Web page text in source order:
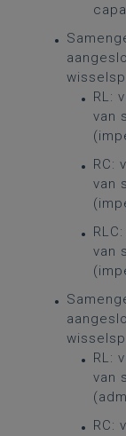
RL:
van
RC:
van
van
RL:
van
RC: